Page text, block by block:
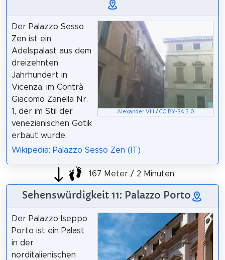
Alexander VIII / CC BY-SA 3.0
Der Palazzo Sesso
Zen ist ein
Adelspalast aus dem
dreizehnten
Jahrhundert in
Vicenza, im Contrà
Giacomo Zanella Nr.
1, der im Stil der
venezianischen Gotik
erbaut wurde.
Wikipedia: Palazzo Sesso Zen (IT)
167 Meter / 2 Minuten
Sehenswürdigkeit 11: Palazzo Porto
Der Palazzo Iseppo
Porto ist ein Palast
in der
norditalienischen